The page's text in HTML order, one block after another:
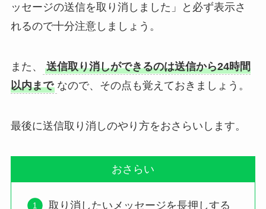
ッセージの送信を取り消しました」と必ず表示さ
れるので十分注意しましょう。
また、
送信取り消しができるのは送信から24時間
以内まで なので、その点も覚えておきましょう。
最後に送信取り消しのやり方をおさらいします。
おさらい
取り消したいメッセージを長押しする